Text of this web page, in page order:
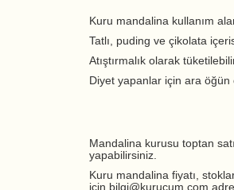
Kuru mandalina kullanım
Tatlı, puding ve çikolata
Atıştırmalık olarak
Diyet yapanlar için ara öğün
Mandalina kurusu toptan
yapabilirsiniz.
Kuru mandalina fiyatı,
için bilgi@kurucum.com